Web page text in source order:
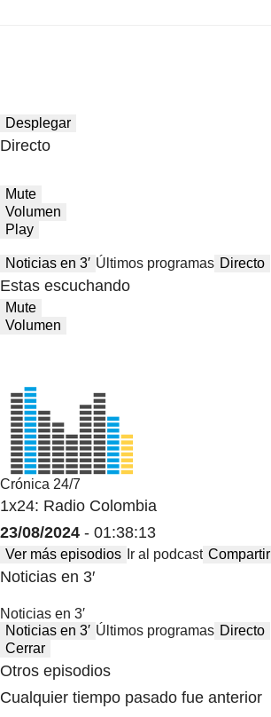
Desplegar
Directo
Mute
Volumen
Play
Noticias en 3′ Últimos programas Directo
Estas escuchando
Mute
Volumen
Crónica 24/7
1x24: Radio Colombia
23/08/2024 - 01:38:13
Ver más episodios Ir al podcast Compartir
Noticias en 3′
Noticias en 3′
Noticias en 3′ Últimos programas Directo
Cerrar
Otros episodios
Cualquier tiempo pasado fue anterior